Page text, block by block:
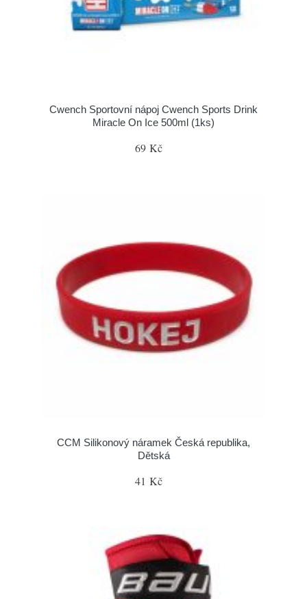
Cwench Sportovní nápoj Cwench Sports Drink
Miracle On Ice 500ml (1ks)
69 Kč
CCM Silikonový náramek Česká republika,
Dětská
41 Kč